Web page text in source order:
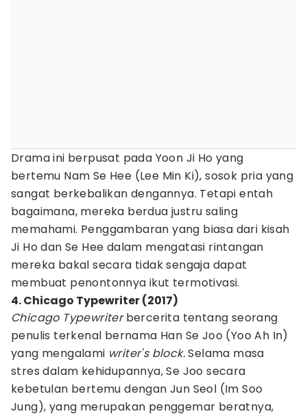
Drama ini berpusat pada Yoon Ji Ho yang
bertemu Nam Se Hee (Lee Min Ki), sosok pria yang
sangat berkebalikan dengannya. Tetapi entah
bagaimana, mereka berdua justru saling
memahami. Penggambaran yang biasa dari kisah
Ji Ho dan Se Hee dalam mengatasi rintangan
mereka bakal secara tidak sengaja dapat
membuat penontonnya ikut termotivasi.
4. Chicago Typewriter (2017)
Chicago Typewriterbercerita tentang seorang
penulis terkenal bernama Han Se Joo (Yoo Ah In)
yang mengalami writer's block.Selama masa
stres dalam kehidupannya, Se Joo secara
kebetulan bertemu dengan Jun Seol (Im Soo
Jung), yang merupakan penggemar beratnya,